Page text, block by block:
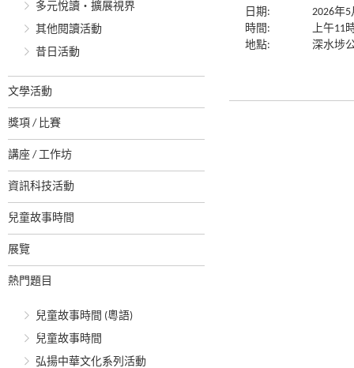
多元悅讀‧擴展視界
其他閱讀活動
昔日活動
文學活動
獎項 / 比賽
講座 / 工作坊
資訊科技活動
兒童故事時間
展覽
熱門題目
兒童故事時間 (粵語)
兒童故事時間
弘揚中華文化系列活動
日期:
2026年
時間:
上午11
地點:
深水埗